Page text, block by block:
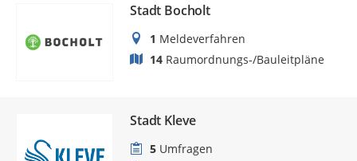
Stadt Bocholt
1 Meldeverfahren
14 Raumordnungs-/Bauleitpläne
Stadt Kleve
5 Umfragen